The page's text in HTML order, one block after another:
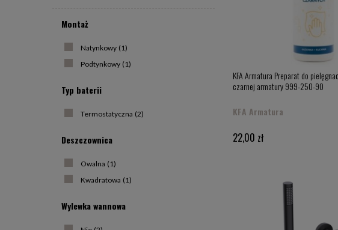
Montaż
Natynkowy (1)
Podtynkowy (1)
Typ baterii
Termostatyczna (2)
Deszczownica
Owalna (1)
Kwadratowa (1)
Wylewka wannowa
KFA Armatura Preparat do
czarnej armatury 999-250-90
KFA Armatura
22,00 zł